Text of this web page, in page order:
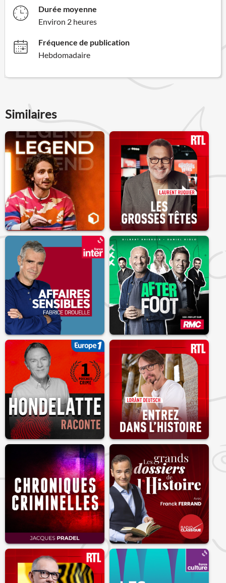
Durée moyenne
Environ 2 heures
Fréquence de publication
Hebdomadaire
Similaires